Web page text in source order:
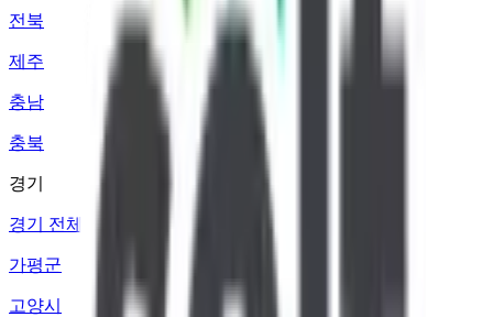
전북
제주
충남
충북
경기
경기 전체
가평군
고양시